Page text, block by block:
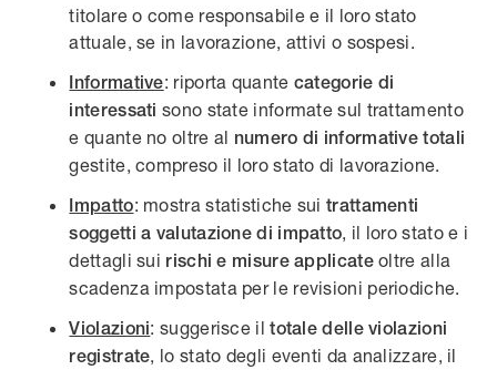
titolare o come responsabile e il loro stato
attuale, se in lavorazione, attivi o sospesi.
Informative: riporta quante categorie di
interessati sono state informate sul trattamento
e quante no oltre al numero di informative totali
gestite, compreso il loro stato di lavorazione.
Impatto: mostra statistiche suitrattamenti
soggetti a valutazione di impatto, il loro stato e i
dettagli sui rischi e misure applicateoltre alla
scadenza impostata per le revisioni periodiche.
Violazioni: suggerisce iltotale delle violazioni
registrate, lo stato degli eventi da analizzare, il